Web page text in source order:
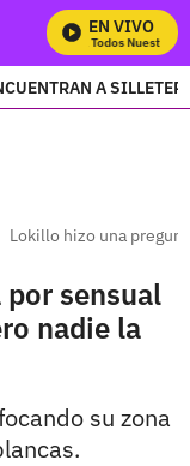
EN VIVO
Mira Todos Nuestros
A
Lokillo hizo una
sensual
nadie la
su zona